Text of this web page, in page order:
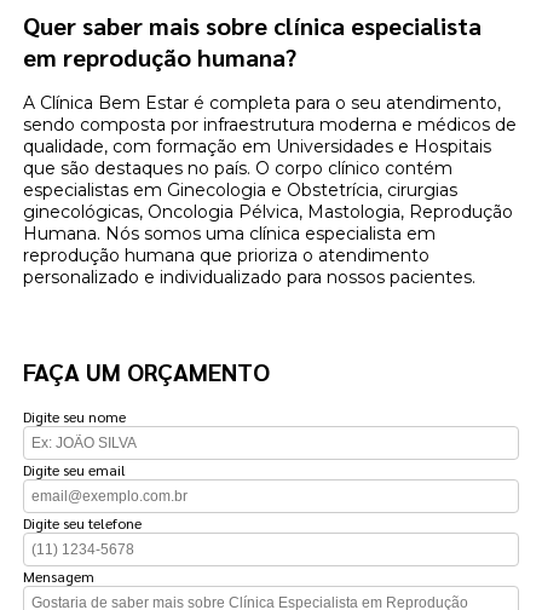
Quer saber mais sobre clínica especialista
em reprodução humana?
A Clínica Bem Estar é completa para o seu atendimento,
sendo composta por infraestrutura moderna e médicos de
qualidade, com formação em Universidades e Hospitais
que são destaques no país. O corpo clínico contém
especialistas em Ginecologia e Obstetrícia, cirurgias
ginecológicas, Oncologia Pélvica, Mastologia, Reprodução
Humana. Nós somos uma clínica especialista em
reprodução humana que prioriza o atendimento
personalizado e individualizado para nossos pacientes.
FAÇA UM ORÇAMENTO
Digite seu nome
Digite seu email
Digite seu telefone
Mensagem